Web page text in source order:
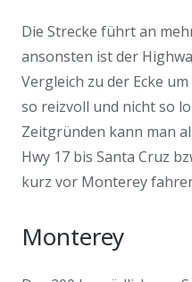
Die Strecke führt an
ansonsten ist der
Vergleich zu der Ecke
so reizvoll und nicht so
Zeitgründen kann man
Hwy 17 bis Santa Cruz
kurz vor Monterey
Monterey